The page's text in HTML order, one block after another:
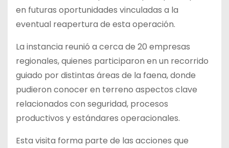
en futuras oportunidades vinculadas a la
eventual reapertura de esta operación.
La instancia reunió a cerca de 20 empresas
regionales, quienes participaron en un recorrido
guiado por distintas áreas de la faena, donde
pudieron conocer en terreno aspectos clave
relacionados con seguridad, procesos
productivos y estándares operacionales.
Esta visita forma parte de las acciones que